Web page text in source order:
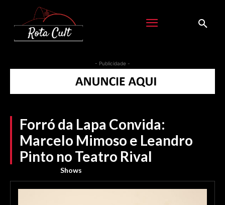
- Publicidade -
Forró da Lapa Convida:
Marcelo Mimoso e Leandro
Pinto no Teatro Rival
Shows